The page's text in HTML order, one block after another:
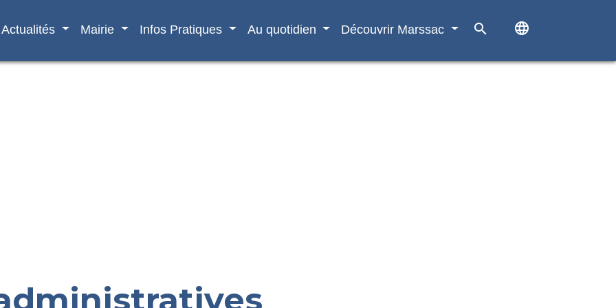
Actualités Mairie Infos Pratiques Au quotidien Découvrir Marssac search language